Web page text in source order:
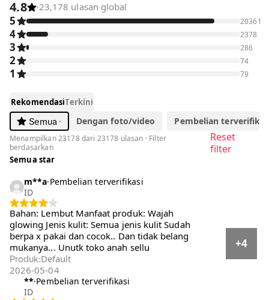
4.8 ·23,178 ulasan global
5 20361
4 2378
3 286
2 74
1 79
RekomendasiTerkini
Semua
Dengan foto/video Pembelian terverifikasi
Menampilkan 23178 dari 23178 ulasan · Filter
berdasarkan
Reset
filter
Semua star
m**a·Pembelian terverifikasi
ID
Bahan: Lembut Manfaat produk: Wajah
glowing Jenis kulit: Semua jenis kulit Sudah
berpa x pakai dan cocok.. Dan tidak belang
mukanya... Unutk toko anah sellu
+4
Produk:Default
2026-05-04
**·Pembelian terverifikasi
ID